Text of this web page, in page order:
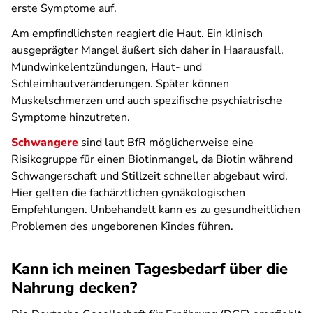
erste Symptome auf.
Am empfindlichsten reagiert die Haut. Ein klinisch
ausgeprägter Mangel äußert sich daher in Haarausfall,
Mundwinkelentzündungen, Haut- und
Schleimhautveränderungen. Später können
Muskelschmerzen und auch spezifische psychiatrische
Symptome hinzutreten.
Schwangere sind laut BfR möglicherweise eine
Risikogruppe für einen Biotinmangel, da Biotin während
Schwangerschaft und Stillzeit schneller abgebaut wird.
Hier gelten die fachärztlichen gynäkologischen
Empfehlungen. Unbehandelt kann es zu gesundheitlichen
Problemen des ungeborenen Kindes führen.
Kann ich meinen Tagesbedarf über die
Nahrung decken?